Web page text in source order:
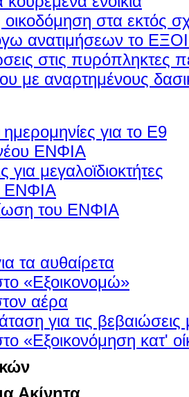
στα εκτός
ανατιμήσεων το
στις πυρόπληκτες
με αναρτημένους
για το Ε9
ΕΝΦΙΑ
για μεγαλοϊδιοκτήτες
ΕΝΦΙΑ
του ΕΝΦΙΑ
τα αυθαίρετα
«Εξοικονομώ»
αέρα
για τις βεβαιώσεις
«Εξοικονόμηση κατ'
Ακίνητα